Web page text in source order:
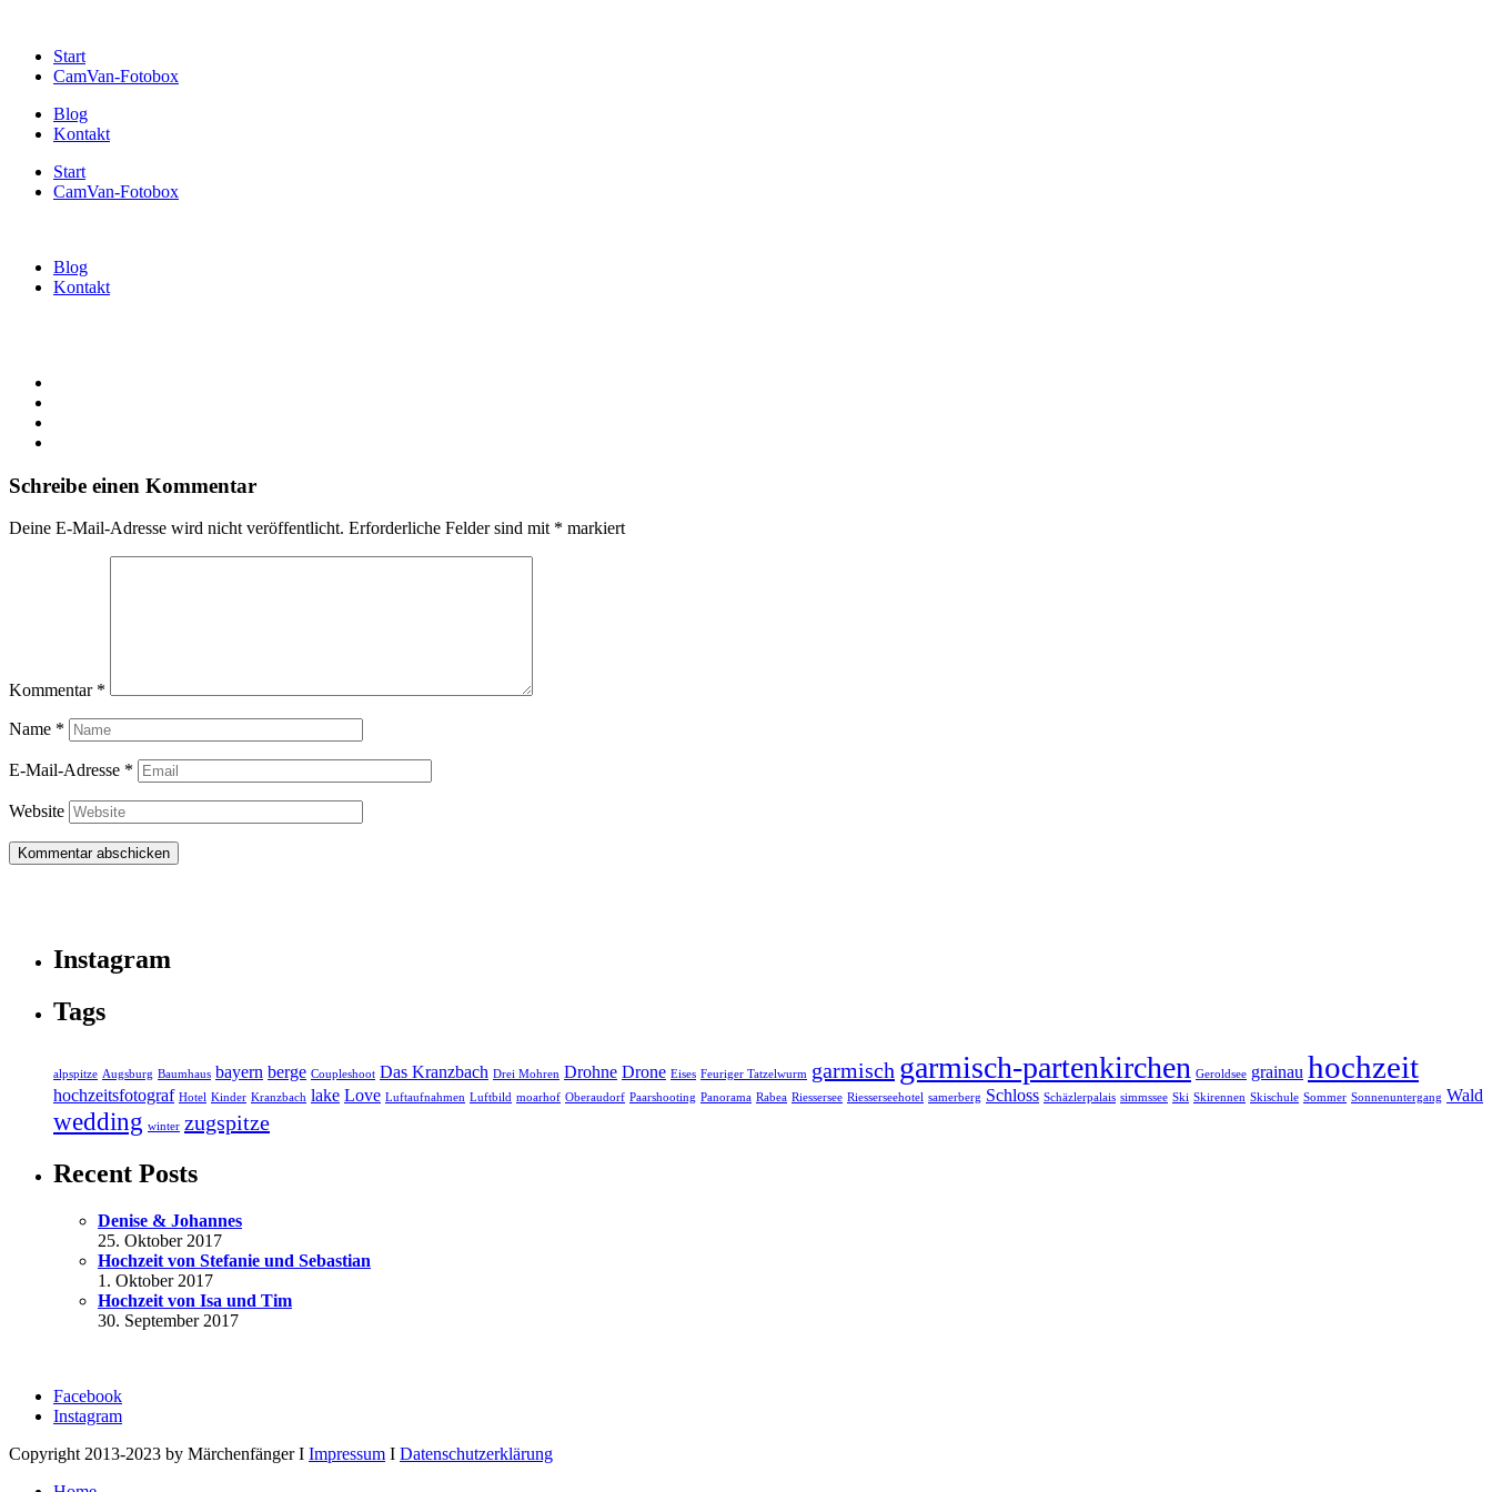
Start
CamVan-Fotobox
Blog
Kontakt
Start
CamVan-Fotobox
Blog
Kontakt
Schreibe einen Kommentar
Deine E-Mail-Adresse wird nicht veröffentlicht. Erforderliche Felder sind mit * markiert
Kommentar *
Name *
E-Mail-Adresse *
Website
Instagram
Tags
alpspitze Augsburg Baumhaus bayern berge Coupleshoot Das Kranzbach Drei Mohren Drohne Drone Eises Feuriger Tatzelwurm garmisch garmisch-partenkirchen Geroldsee grainau hochzeit
hochzeitsfotograf Hotel Kinder Kranzbach lake Love Luftaufnahmen Luftbild moarhof Oberaudorf Paarshooting Panorama Rabea Riessersee Riesserseehotel samerberg Schloss Schäzlerpalais simmssee Ski Skirennen Skischule Sommer Sonnenuntergang Wald
wedding winter zugspitze
Recent Posts
Denise & Johannes
25. Oktober 2017
Hochzeit von Stefanie und Sebastian
1. Oktober 2017
Hochzeit von Isa und Tim
30. September 2017
Facebook
Instagram
Copyright 2013-2023 by Märchenfänger I Impressum I Datenschutzerklärung